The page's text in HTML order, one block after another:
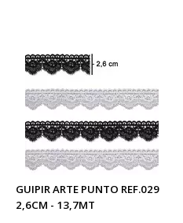
GUIPIR ARTE PUNTO REF.029
2,6CM - 13,7MT